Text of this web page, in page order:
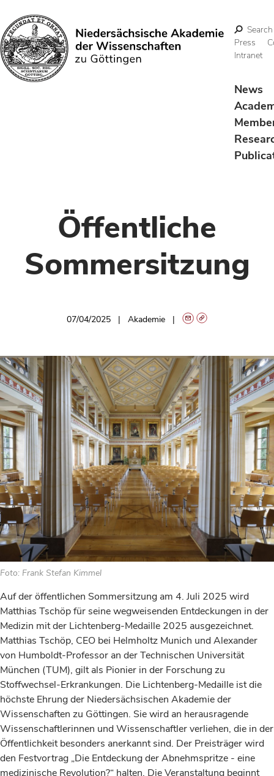
Search
Search
Press
Intranet
News
Öffentliche
Sommersitzung
07/04/2025 Akademie
Foto: Frank Stefan Kimmel
Auf der öffentlichen Sommersitzung am 4. Juli 2025 wird
Matthias Tschöp für seine wegweisenden Entdeckungen in der
Medizin mit der Lichtenberg-Medaille 2025 ausgezeichnet.
Matthias Tschöp, CEO bei Helmholtz Munich und Alexander
von Humboldt-Professor an der Technischen Universität
München (TUM), gilt als Pionier in der Forschung zu
Stoffwechsel-Erkrankungen. Die Lichtenberg-Medaille ist die
höchste Ehrung der Niedersächsischen Akademie der
Wissenschaften zu Göttingen. Sie wird an herausragende
Wissenschaftlerinnen und Wissenschaftler verliehen, die in der
Öffentlichkeit besonders anerkannt sind. Der Preisträger wird
den Festvortrag „Die Entdeckung der Abnehmspritze - eine
medizinische Revolution?“ halten. Die Veranstaltung beginnt